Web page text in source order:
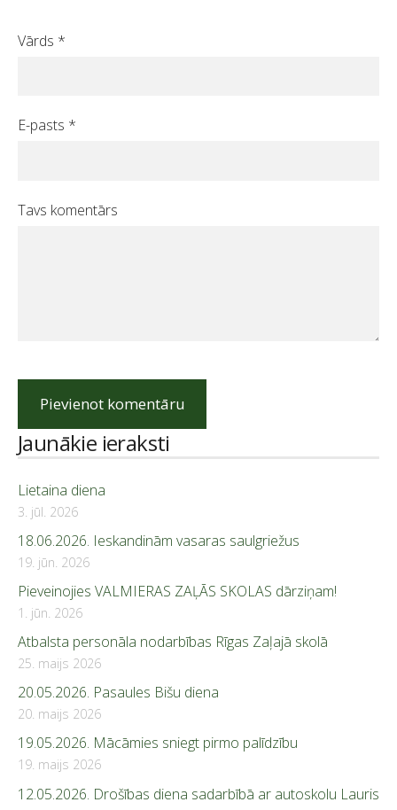
Jaunākie ieraksti
Lietaina diena
3. jūl. 2026
18.06.2026. Ieskandinām vasaras saulgriežus
19. jūn. 2026
Pieveinojies VALMIERAS ZAĻĀS SKOLAS dārziņam!
1. jūn. 2026
Atbalsta personāla nodarbības Rīgas Zaļajā skolā
25. maijs 2026
20.05.2026. Pasaules Bišu diena
20. maijs 2026
19.05.2026. Mācāmies sniegt pirmo palīdzību
19. maijs 2026
12.05.2026. Drošības diena sadarbībā ar autoskolu Lauris
Vārds *
E-pasts *
Tavs komentārs